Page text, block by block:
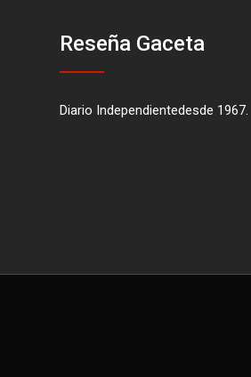
Reseña Gaceta
Diario Independientedesde 1967.